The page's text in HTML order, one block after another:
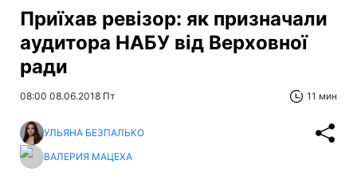
Приїхав ревізор: як призначали
аудитора НАБУ від Верховної
ради
08:00 08.06.2018 Пт 11 мин
УЛЬЯНА БЕЗПАЛЬКО
ВАЛЕРИЯ МАЦЕХА